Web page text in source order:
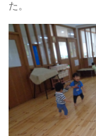
た。